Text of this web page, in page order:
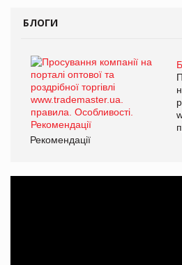
БЛОГИ
Рекомендації